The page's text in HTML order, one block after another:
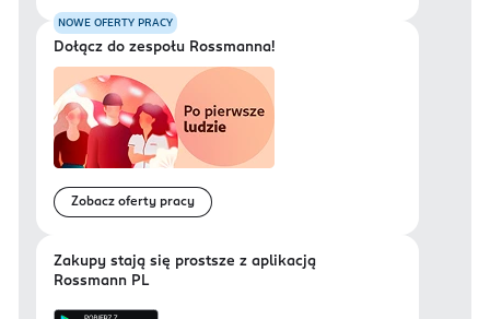
NOWE OFERTY PRACY
Dołącz do zespołu Rossmanna!
Zobacz oferty pracy
Zakupy stają się prostsze z aplikacją
Rossmann PL